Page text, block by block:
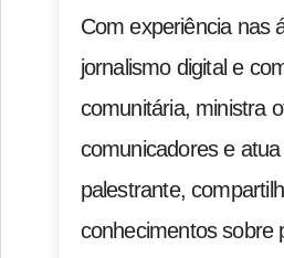
Com experiência nas
jornalismo digital e
comunitária, ministra
comunicadores e
palestrante,
conhecimentos sobre